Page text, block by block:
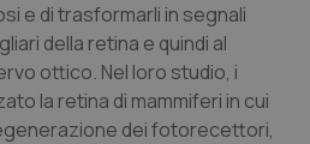
e di trasformarli in segnali
della retina e quindi al
ottico. Nel loro studio, i
la retina di mammiferi in cui
dei fotorecettori,